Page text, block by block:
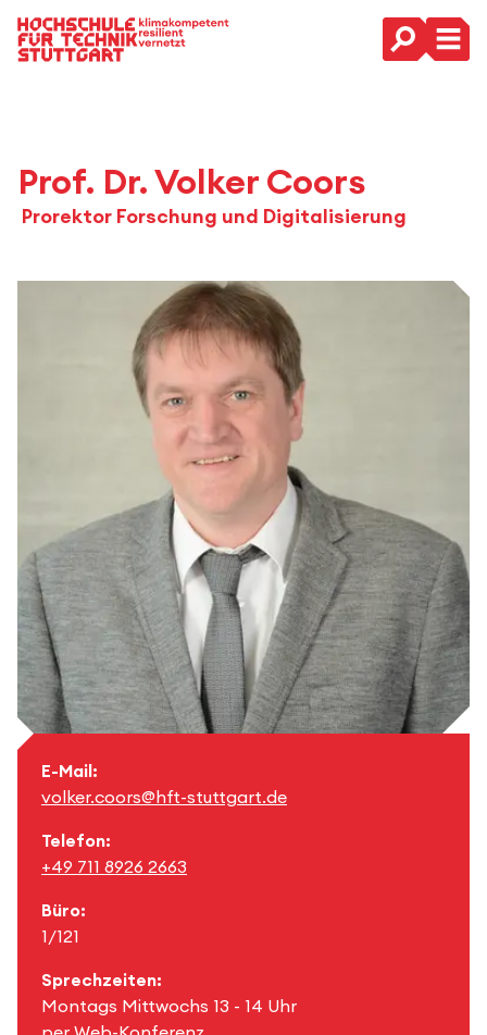
Hauptnavigation
Prof. Dr. Volker Coors
Prorektor Forschung und Digitalisierung
E-Mail:
volker.coors@hft-stuttgart.de
Telefon:
+49 711 8926 2663
Büro:
1/121
Sprechzeiten:
Montags Mittwochs 13 - 14 Uhr